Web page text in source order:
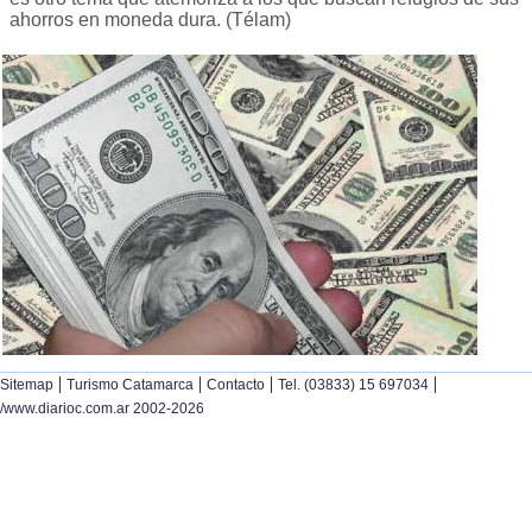
ahorros en moneda dura. (Télam)
Sitemap | Turismo Catamarca | Contacto | Tel. (03833) 15 697034 |
/www.diarioc.com.ar 2002-2026